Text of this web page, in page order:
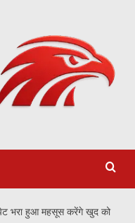
भरा हुआ महसूस करेंगे खुद को